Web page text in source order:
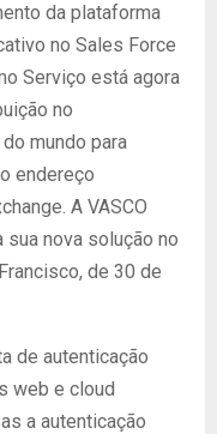
da plataforma
no Sales Force
Serviço está agora
no
mundo para
endereço
A VASCO
nova solução no
de 30 de
de autenticação
web e cloud
a autenticação